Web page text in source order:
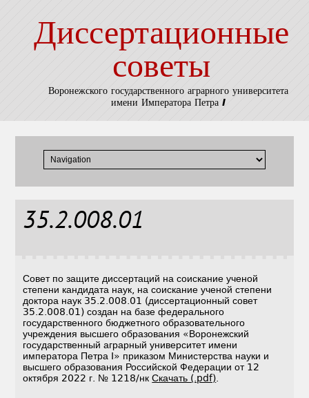
Диссертационные
советы
Воронежского государственного аграрного университета
имени Императора Петра I
35.2.008.01
Совет по защите диссертаций на соискание ученой
степени кандидата наук, на соискание ученой степени
доктора наук 35.2.008.01 (диссертационный совет
35.2.008.01) создан на базе федерального
государственного бюджетного образовательного
учреждения высшего образования «Воронежский
государственный аграрный университет имени
императора Петра I» приказом Министерства науки и
высшего образования Российской Федерации от 12
октября 2022 г. № 1218/нкСкачать (.pdf)